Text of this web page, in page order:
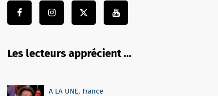
Les lecteurs apprécient …
A LA UNE, France